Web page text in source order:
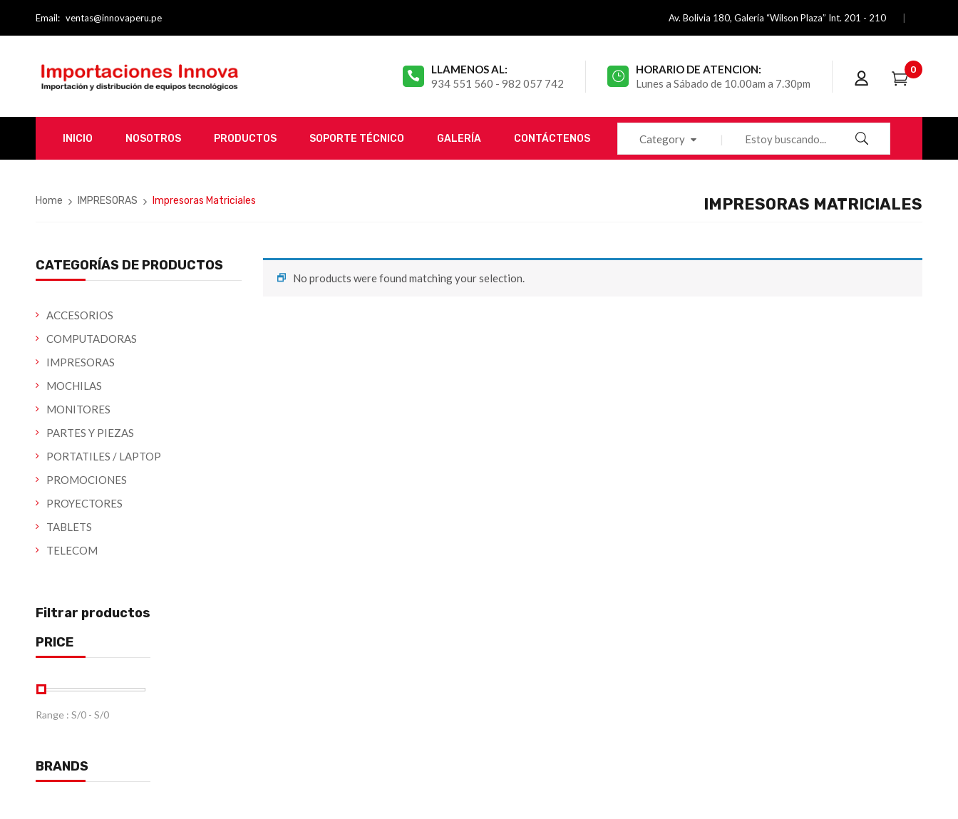
Email: ventas@innovaperu.pe Av. Bolivia 180, Galería “Wilson Plaza” Int. 201 - 210
LLAMENOS AL:
934 551 560 - 982 057 742
HORARIO DE ATENCION:
Lunes a Sábado de 10.00am a 7.30pm
0
INICIO NOSOTROS PRODUCTOS SOPORTE TÉCNICO GALERÍA CONTÁCTENOS Category
Home IMPRESORAS Impresoras Matriciales IMPRESORAS MATRICIALES
CATEGORÍAS DE PRODUCTOS
ACCESORIOS
COMPUTADORAS
IMPRESORAS
MOCHILAS
MONITORES
PARTES Y PIEZAS
PORTATILES / LAPTOP
PROMOCIONES
PROYECTORES
TABLETS
TELECOM
Filtrar productos
PRICE
Range : S/0 - S/0
BRANDS
No products were found matching your selection.